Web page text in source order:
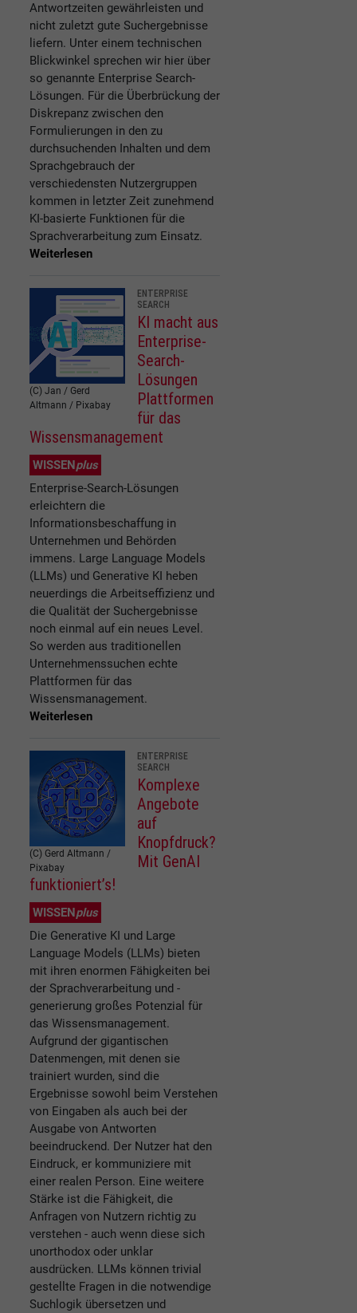
Antwortzeiten gewährleisten und
nicht zuletzt gute Suchergebnisse
liefern. Unter einem technischen
Blickwinkel sprechen wir hier über
so genannte Enterprise Search-
Lösungen. Für die Überbrückung der
Diskrepanz zwischen den
Formulierungen in den zu
durchsuchenden Inhalten und dem
Sprachgebrauch der
verschiedensten Nutzergruppen
kommen in letzter Zeit zunehmend
KI-basierte Funktionen für die
Sprachverarbeitung zum Einsatz.
Weiterlesen
(C) Jan / Gerd
Altmann / Pixabay
ENTERPRISE
SEARCH
KI macht aus
Enterprise-
Search-
Lösungen
Plattformen
für das
Wissensmanagement
WISSENplus
Enterprise-Search-Lösungen
erleichtern die
Informationsbeschaffung in
Unternehmen und Behörden
immens. Large Language Models
(LLMs) und Generative KI heben
neuerdings die Arbeitseffizienz und
die Qualität der Suchergebnisse
noch einmal auf ein neues Level.
So werden aus traditionellen
Unternehmenssuchen echte
Plattformen für das
Wissensmanagement.
Weiterlesen
(C) Gerd Altmann /
Pixabay
ENTERPRISE
SEARCH
Komplexe
Angebote
auf
Knopfdruck?
Mit GenAI
funktioniert’s!
WISSENplus
Die Generative KI und Large
Language Models (LLMs) bieten
mit ihren enormen Fähigkeiten bei
der Sprachverarbeitung und -
generierung großes Potenzial für
das Wissensmanagement.
Aufgrund der gigantischen
Datenmengen, mit denen sie
trainiert wurden, sind die
Ergebnisse sowohl beim Verstehen
von Eingaben als auch bei der
Ausgabe von Antworten
beeindruckend. Der Nutzer hat den
Eindruck, er kommuniziere mit
einer realen Person. Eine weitere
Stärke ist die Fähigkeit, die
Anfragen von Nutzern richtig zu
verstehen - auch wenn diese sich
unorthodox oder unklar
ausdrücken. LLMs können trivial
gestellte Fragen in die notwendige
Suchlogik übersetzen und